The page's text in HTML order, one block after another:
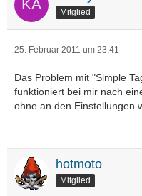
Mitglied
25. Februar 2011 um 23:41
Das Problem mit "Simple
funktioniert bei mir nach
ohne an den Einstellungen
hotmoto
Mitglied